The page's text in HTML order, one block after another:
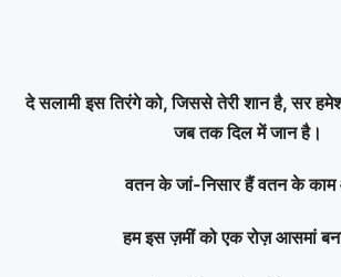
दे सलामी इस तिरंगे को, जिससे तेरी शान है, सर
जब तक दिल में जान है।
वतन के जां-निसार हैं वतन के
हम इस ज़मीं को एक रोज़ आसमां